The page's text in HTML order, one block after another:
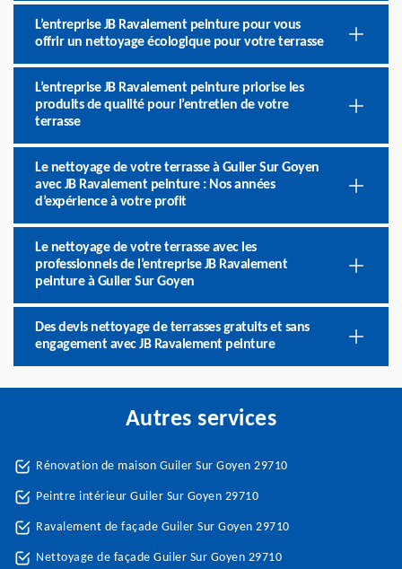
L’entreprise JB Ravalement peinture pour vous
offrir un nettoyage écologique pour votre terrasse
L’entreprise JB Ravalement peinture priorise les
produits de qualité pour l’entretien de votre
terrasse
Le nettoyage de votre terrasse à Guiler Sur Goyen
avec JB Ravalement peinture : Nos années
d’expérience à votre profit
Le nettoyage de votre terrasse avec les
professionnels de l’entreprise JB Ravalement
peinture à Guiler Sur Goyen
Des devis nettoyage de terrasses gratuits et sans
engagement avec JB Ravalement peinture
Autres services
Rénovation de maison Guiler Sur Goyen 29710
Peintre intérieur Guiler Sur Goyen 29710
Ravalement de façade Guiler Sur Goyen 29710
Nettoyage de façade Guiler Sur Goyen 29710